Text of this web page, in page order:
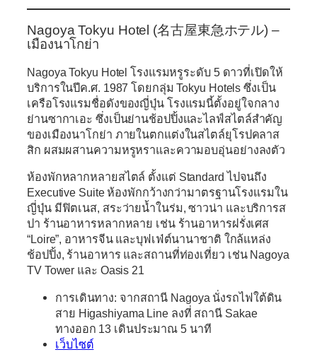
Nagoya Tokyu Hotel (名古屋東急ホテル) –
เมืองนาโกย่า
Nagoya Tokyu Hotel โรงแรมหรูระดับ 5 ดาวที่เปิดให้
บริการในปีค.ศ. 1987 โดยกลุ่ม Tokyu Hotels ซึ่งเป็น
เครือโรงแรมชื่อดังของญี่ปุ่น โรงแรมนี้ตั้งอยู่ใจกลาง
ย่านซากาเอะ ซึ่งเป็นย่านช้อปปิ้งและไลฟ์สไตล์สำคัญ
ของเมืองนาโกย่า ภายในตกแต่งในสไตล์ยุโรปคลาส
สิก ผสมผสานความหรูหราและความอบอุ่นอย่างลงตัว
ห้องพักหลากหลายสไตล์ ตั้งแต่ Standard ไปจนถึง
Executive Suite ห้องพักกว้างกว่ามาตรฐานโรงแรมใน
ญี่ปุ่น มีฟิตเนส, สระว่ายน้ำในร่ม, ซาวน่า และบริการส
ปา ร้านอาหารหลากหลาย เช่น ร้านอาหารฝรั่งเศส
“Loire”, อาหารจีน และบุฟเฟ่ต์นานาชาติ ใกล้แหล่ง
ช้อปปิ้ง, ร้านอาหาร และสถานที่ท่องเที่ยว เช่น Nagoya
TV Tower และ Oasis 21
การเดินทาง: จากสถานี Nagoya นั่งรถไฟใต้ดิน
สาย Higashiyama Line ลงที่ สถานี Sakae
ทางออก 13 เดินประมาณ 5 นาที
เว็บไซต์